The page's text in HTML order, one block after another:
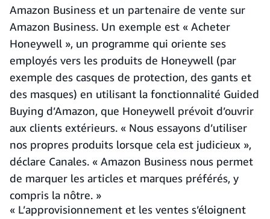
Amazon Business et un partenaire de vente sur
Amazon Business. Un exemple est « Acheter
Honeywell », un programme qui oriente ses
employés vers les produits de Honeywell (par
exemple des casques de protection, des gants et
des masques) en utilisant la fonctionnalité Guided
Buying d’Amazon, que Honeywell prévoit d’ouvrir
aux clients extérieurs. « Nous essayons d’utiliser
nos propres produits lorsque cela est judicieux »,
déclare Canales. « Amazon Business nous permet
de marquer les articles et marques préférés, y
compris la nôtre. »
« L’approvisionnement et les ventes s’éloignent